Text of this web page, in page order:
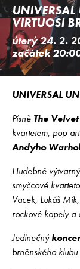
VIRTUOSI
úterý 24. 2.
začátek
UNIVERSAL
Písně The
kvartetem, pop-
Andyho
Hudebně
smyčcové kvarteto
Vacek, Lukáš
rockové kapely a
Jedinečný
brněnského